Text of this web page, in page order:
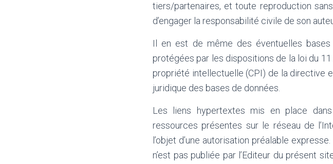
tiers/partenaires, et toute reproduction
d’engager la responsabilité civile de son
Il en est de même des éventuelles
protégées par les dispositions de la loi du
propriété intellectuelle (CPI) de la directive
juridique des bases de données.
Les liens hypertextes mis en place
ressources présentes sur le réseau de
l’objet d’une autorisation préalable
n’est pas publiée par l’Editeur du présent